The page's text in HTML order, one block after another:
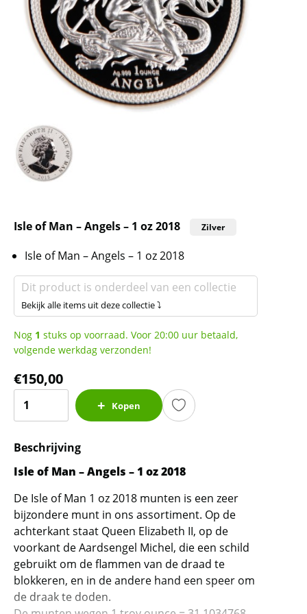
Isle of Man – Angels – 1 oz 2018 Zilver
Isle of Man – Angels – 1 oz 2018
Dit product is onderdeel van een collectie
Bekijk alle items uit deze collectie ⤵
Nog 1 stuks op voorraad. Voor 20:00 uur betaald,
volgende werkdag verzonden!
€150,00
-
Angels
1
oz
2018
aantal
Kopen
Beschrijving
Isle of Man – Angels – 1 oz 2018
De Isle of Man 1 oz 2018 munten is een zeer
bijzondere munt in ons assortiment. Op de
achterkant staat Queen Elizabeth II, op de
voorkant de Aardsengel Michel, die een schild
gebruikt om de flammen van de draad te
blokkeren, en in de andere hand een speer om
de draak te doden.